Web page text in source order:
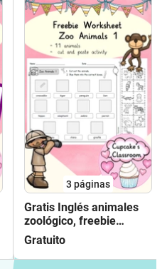
3 páginas
Gratis Inglés animales
zoológico, freebie
activity zoo animals 1
cut and paste, English
Gratuito